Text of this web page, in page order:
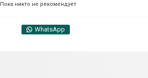
Пока никто не рекомендует
WhatsApp